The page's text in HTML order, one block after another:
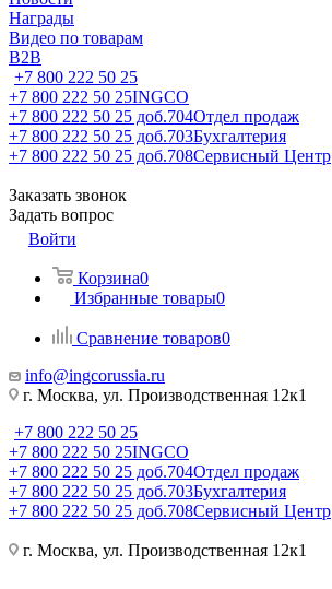
Награды
Видео по товарам
B2B
+7 800 222 50 25
+7 800 222 50 25INGCO
+7 800 222 50 25 доб.704Отдел продаж
+7 800 222 50 25 доб.703Бухгалтерия
+7 800 222 50 25 доб.708Сервисный Центр
Заказать звонок
Задать вопрос
Войти
Корзина0
Избранные товары0
Сравнение товаров0
info@ingcorussia.ru
г. Москва, ул. Производственная 12к1
+7 800 222 50 25
+7 800 222 50 25INGCO
+7 800 222 50 25 доб.704Отдел продаж
+7 800 222 50 25 доб.703Бухгалтерия
+7 800 222 50 25 доб.708Сервисный Центр
г. Москва, ул. Производственная 12к1